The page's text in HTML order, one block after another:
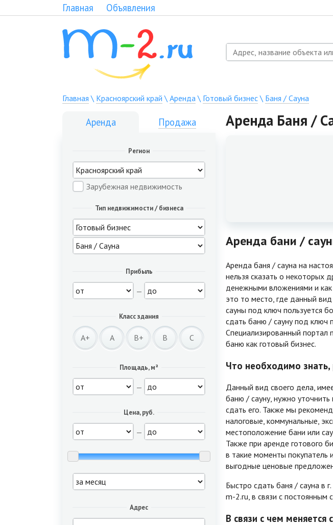
Главная Объявления
Главная \ Красноярский край \ Аренда\ Готовый бизнес\ Баня / Сауна
Аренда Продажа
Регион
Зарубежная недвижимость
Тип недвижимости / бизнеса
Прибыль
—
Класс здания
A+ A B+ B C
Площадь, м²
—
Цена, руб.
—
Адрес
Аренда Баня /
Аренда бани /
Аренда баня / сауна на
нельзя сказать о некоторых
денежными вложениями и
это то место, где данный
сауны под ключ пользуется
сдать баню / сауну под ключ
Специализированный портал
баню как готовый бизнес.
Что необходимо знать,
Данный вид своего дела,
баню / сауну, нужно уточнить
сдать его. Также мы
налоговые, коммунальные,
местоположение бани или
Также при аренде готового
в такие моменты
выгодные ценовые
Быстро сдать баня / сауна в
m-2.ru, в связи с постоянным
В связи с чем меняется